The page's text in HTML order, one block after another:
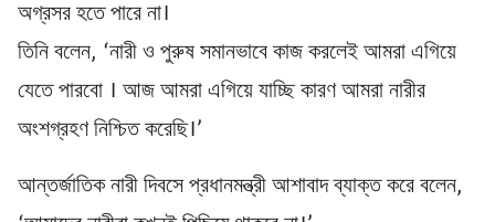
অগ্রসর হতে পারে না।
তিনি বলেন, ‘নারী ও পুরুষ সমানভাবে কাজ করলেই আমরা এগিয়ে
যেতে পারবো । আজ আমরা এগিয়ে যাচ্ছি কারণ আমরা নারীর
অংশগ্রহণ নিশ্চিত করেছি।’
আন্তর্জাতিক নারী দিবসে প্রধানমন্ত্রী আশাবাদ ব্যাক্ত করে বলেন,